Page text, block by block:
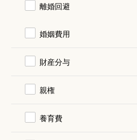
離婚回避
婚姻費用
財産分与
親権
養育費